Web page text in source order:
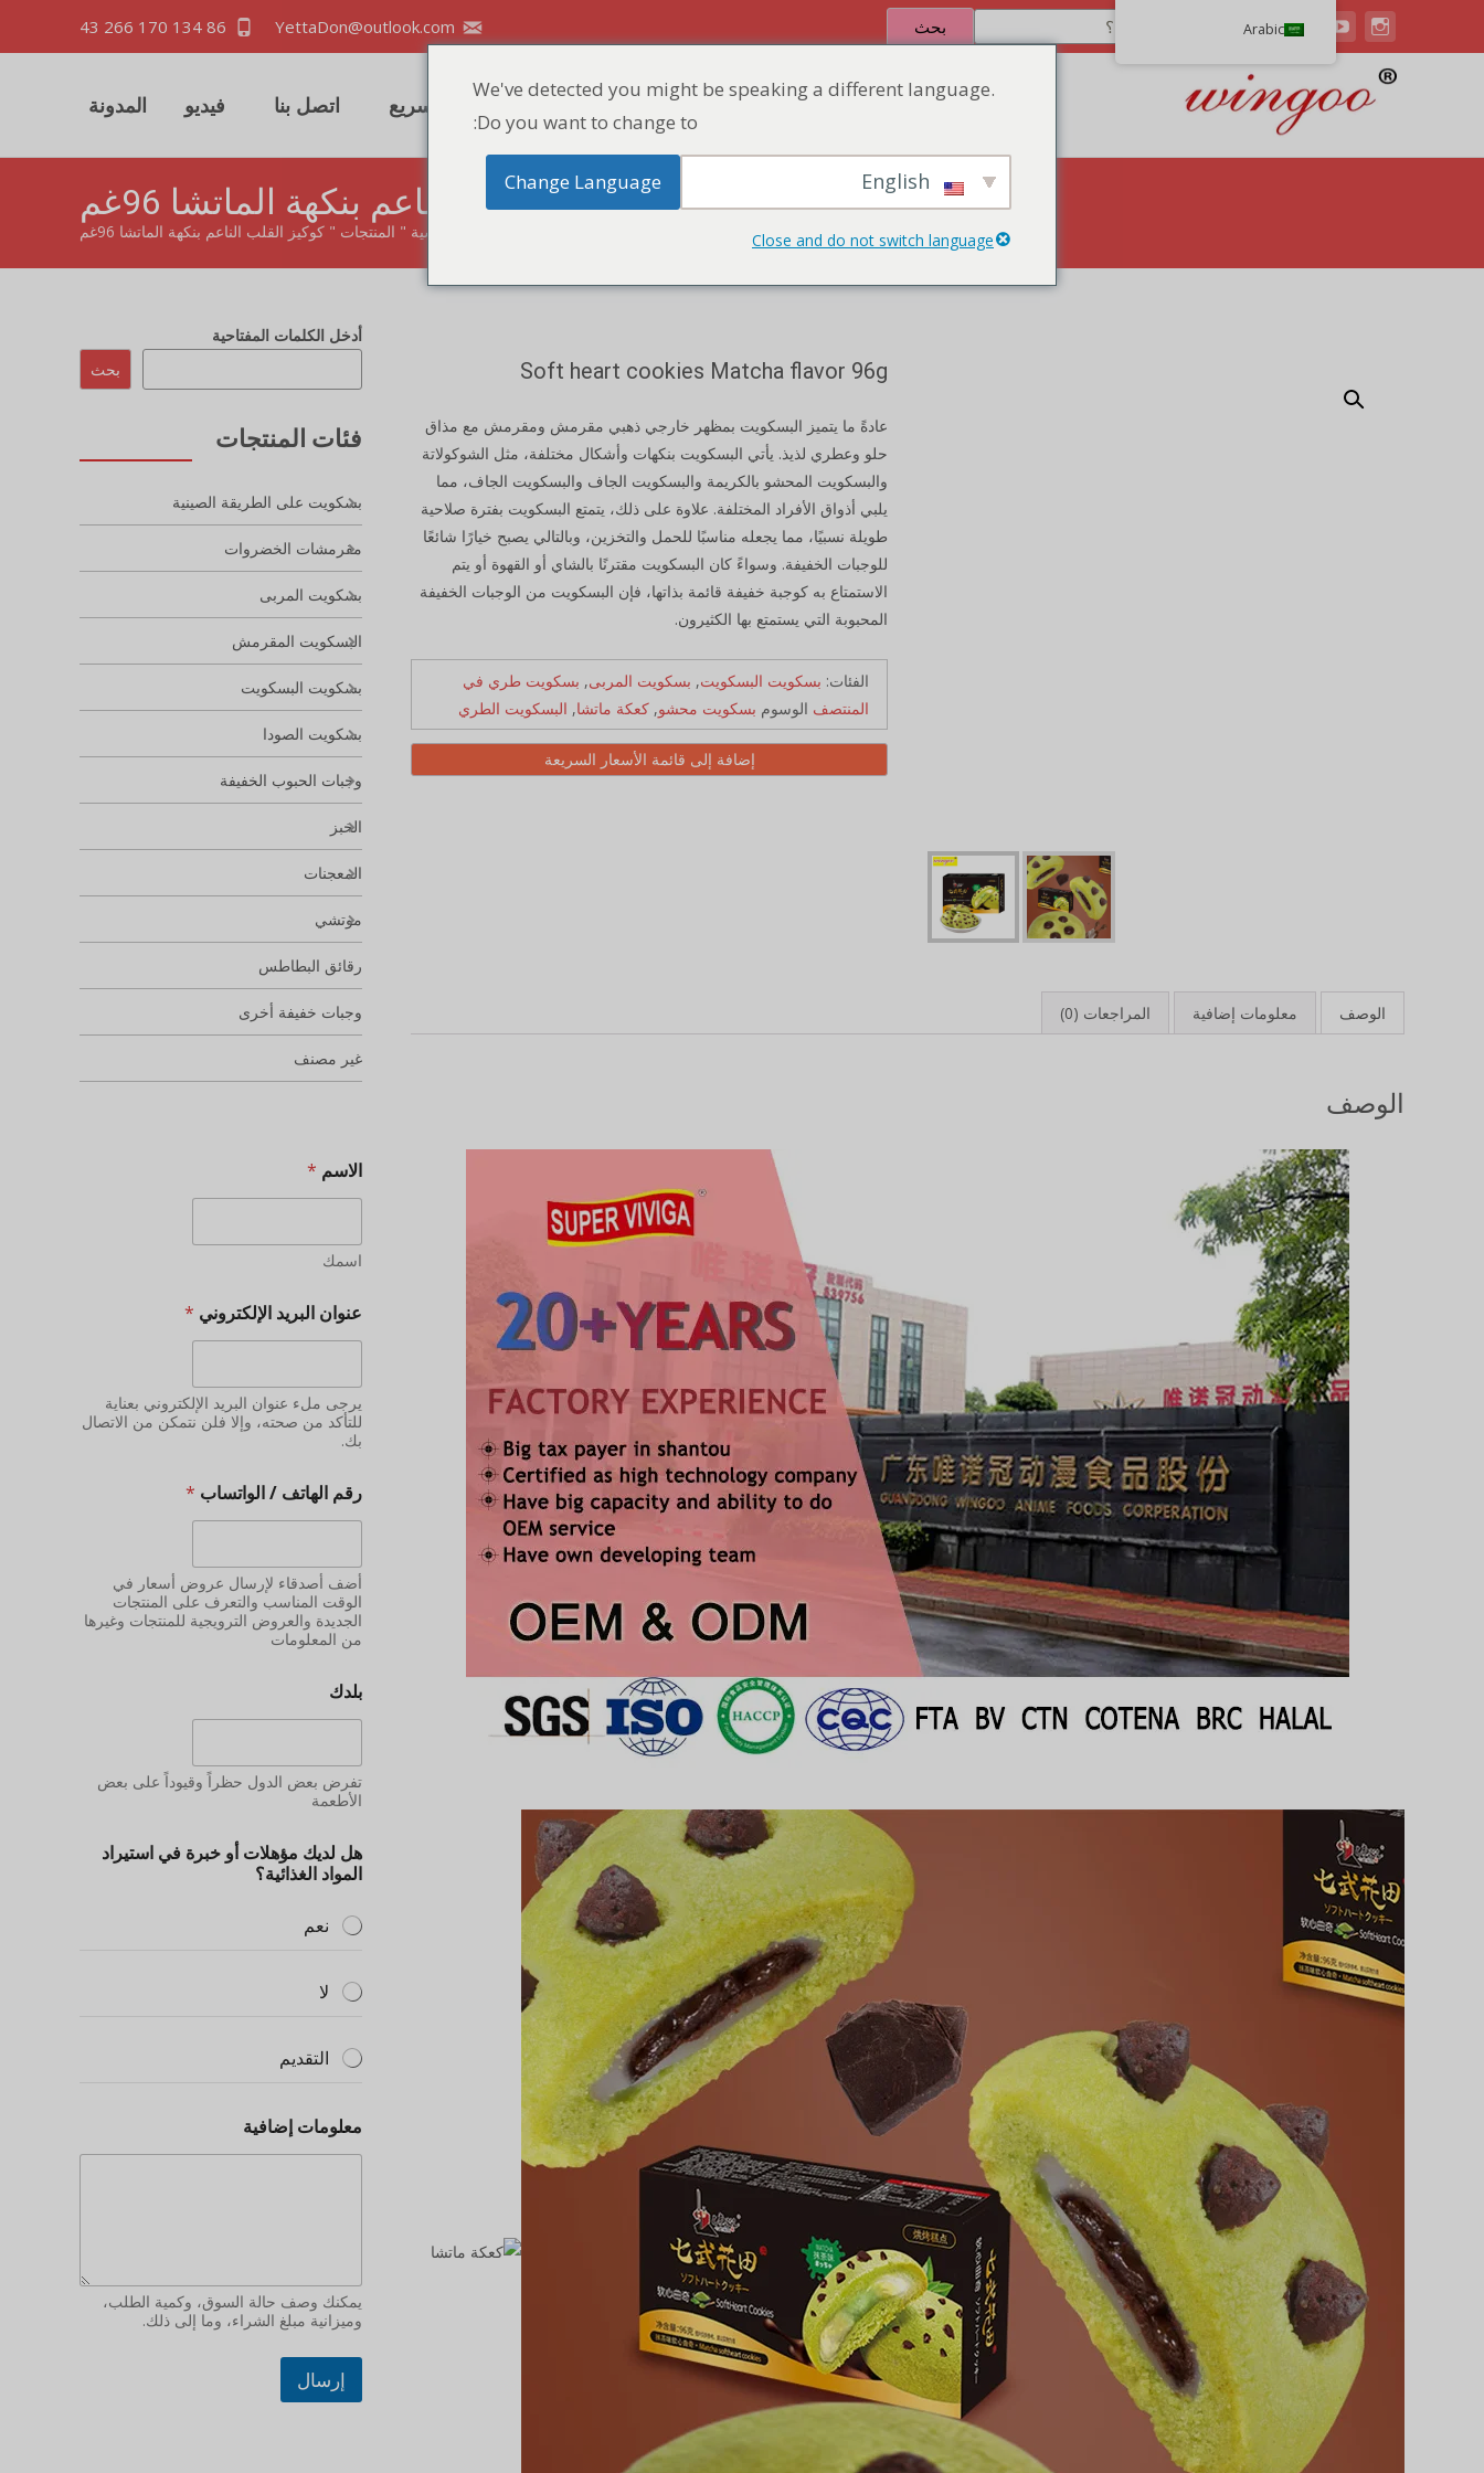
بحث
الصفحة الرئيسية المنتج منطقة الخصم اقتباس سريع اتصل بنا فيديو المدونة
كوكيز القلب الناعم بنكهة الماتشا 96غم
الصفحة الرئيسية " المنتجات " كوكيز القلب الناعم بنكهة الماتشا 96غم
Soft heart cookies Matcha flavor 96g
عادةً ما يتميز البسكويت بمظهر خارجي ذهبي مقرمش ومقرمش مع مذاق
حلو وعطري لذيذ. يأتي البسكويت بنكهات وأشكال مختلفة، مثل الشوكولاتة
والبسكويت المحشو بالكريمة والبسكويت الجاف والبسكويت الجاف، مما
يلبي أذواق الأفراد المختلفة. علاوة على ذلك، يتمتع البسكويت بفترة صلاحية
طويلة نسبيًا، مما يجعله مناسبًا للحمل والتخزين، وبالتالي يصبح خيارًا شائعًا
للوجبات الخفيفة. وسواءً كان البسكويت مقترنًا بالشاي أو القهوة أو يتم
الاستمتاع به كوجبة خفيفة قائمة بذاتها، فإن البسكويت من الوجبات الخفيفة
المحبوبة التي يستمتع بها الكثيرون.
الفئات: بسكويت البسكويت, بسكويت المربى, بسكويت طري في
المنتصف الوسوم بسكويت محشو, كعكة ماتشا, البسكويت الطري
إضافة إلى قائمة الأسعار السريعة
الوصف معلومات إضافية المراجعات (0)
الوصف
أدخل الكلمات المفتاحية
بحث
فئات المنتجات
بسكويت على الطريقة الصينية
مقرمشات الخضروات
بسكويت المربى
البسكويت المقرمش
بسكويت البسكويت
بسكويت الصودا
وجبات الحبوب الخفيفة
الخبز
المعجنات
موتشي
رقائق البطاطس
وجبات خفيفة أخرى
غير مصنف
الاسم *
اسمك
عنوان البريد الإلكتروني *
يرجى ملء عنوان البريد الإلكتروني بعناية
للتأكد من صحته، وإلا فلن نتمكن من الاتصال
بك.
رقم الهاتف / الواتساب *
أضف أصدقاء لإرسال عروض أسعار في
الوقت المناسب والتعرف على المنتجات
الجديدة والعروض الترويجية للمنتجات وغيرها
من المعلومات
بلدك
تفرض بعض الدول حظراً وقيوداً على بعض
الأطعمة
هل لديك مؤهلات أو خبرة في استيراد
المواد الغذائية؟
نعم
لا
التقديم
معلومات إضافية
يمكنك وصف حالة السوق، وكمية الطلب،
وميزانية مبلغ الشراء، وما إلى ذلك.
إرسال
Arabic
We've detected you might be speaking a different language.
Do you want to change to:
Change Language
Close and do not switch language